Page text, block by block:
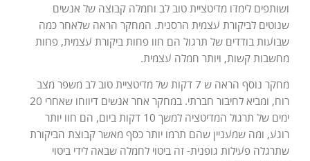
ושותפים לימדו מדיטציית טוב לב וחמלה קבוצה של אנשים
שנוטים לביקורת עצמית הרסנית. המחקר הראה שלאחר כמה
שבועות בודדים של תרגול הם חוו פחות ביקורת עצמית, פחות
מחשבות קשות, ויותר חמלה עצמית.
מחקר נוסף הראה ש 7 דקות של מדיטציית טוב לב משפר מצב
רוח, ומביא לחיבור חברתי. במחקר אחר אנשים דיווחו שאחרי 20
ימים של תרגול המדיטציה למשך 10 דקות ביום, הם חוו יותר
רוגע, ומה שמעניין שהם תרמו יותר כסף מאשר קבוצת הביקורת
שתרגלה פעילות גופנית- זה ביטוי לחמלה שבאה לידי ביטוי